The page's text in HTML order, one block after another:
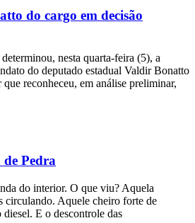
do cargo em decisão
nesta quarta-feira (5), a
do deputado estadual Valdir Bonatto
reconheceu, em análise preliminar,
Pedra
do interior. O que viu? Aquela
circulando. Aquele cheiro forte de
E o descontrole das